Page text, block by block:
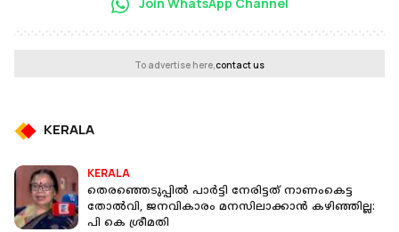
To advertise here,contact us
KERALA
KERALA
തെരഞ്ഞെടുപ്പിൽ പാർട്ടി നേരിട്ടത് നാണംകെട്ട
തോൽവി, ജനവികാരം മനസിലാക്കാൻ കഴിഞ്ഞില്ല:
പി കെ ശ്രീമതി